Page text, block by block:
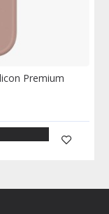
Premium